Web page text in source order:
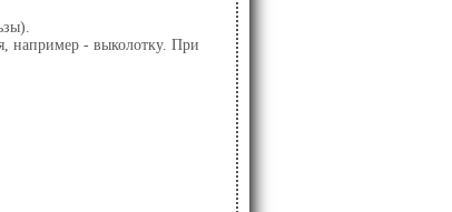
например - выколотку. При